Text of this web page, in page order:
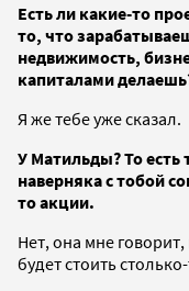
Есть ли какие-то
то, что
недвижимость,
капиталами
Я же тебе уже сказал.
У Матильды? То есть
наверняка с тобой
то акции.
Нет, она мне
будет стоить